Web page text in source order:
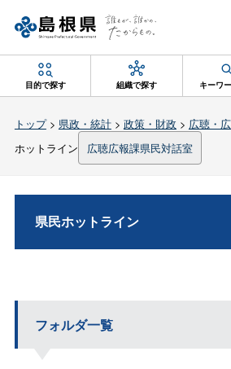
目的で探す 組織で探す キーワ
トップ> 県政・統計> 政策・財政 > 広聴・
ホットライン
広聴広報課県民対話室
県民ホットライン
フォルダ一覧